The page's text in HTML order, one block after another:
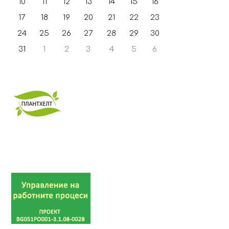
земеделие
Изменението на климата
генетично и фитохимично
10
11 12 13 14 15
16
17
18 19 20 21 22
23
24
25 26 27 28 29
30
31
1 2 3 4 5 6